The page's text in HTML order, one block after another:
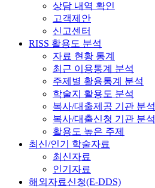
상담 내역 확인
고객제안
신고센터
RISS 활용도 분석
자료 현황 통계
최근 이용통계 분석
주제별 활용통계 분석
학술지 활용도 분석
복사/대출제공 기관 분석
복사/대출신청 기관 분석
활용도 높은 주제
최신/인기 학술자료
최신자료
인기자료
해외자료신청(E-DDS)